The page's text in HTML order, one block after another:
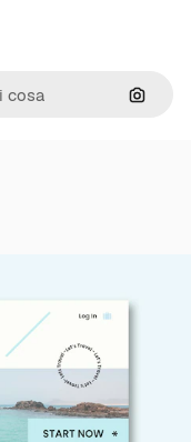
Cerca